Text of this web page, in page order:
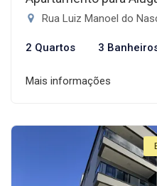
Rua Luiz Manoel do
2 Quartos 3
Mais informações